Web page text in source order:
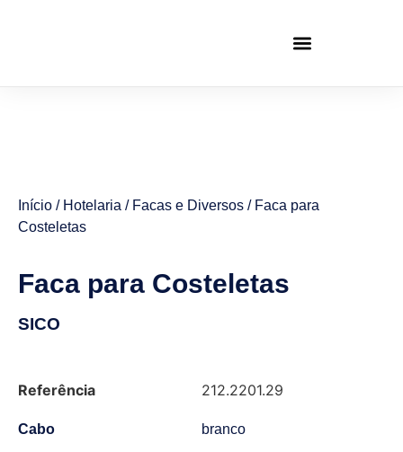
Início / Hotelaria / Facas e Diversos / Faca para
Costeletas
Faca para Costeletas
SICO
Referência 212.2201.29
Cabo branco